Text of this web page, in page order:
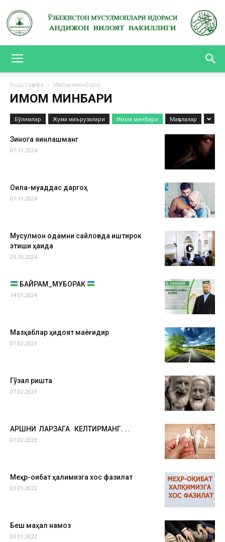
Бош саҳифа Имом минбари
ИМОМ МИНБАРИ
Бўлимлар Жума маърузалари Имом минбари Мақолалар
Зинога яқинлашманг
07.11.2024
Оила-муқаддас даргоҳ
07.11.2024
Мусулмон одамни сайловда иштирок
этиши ҳақида
25.10.2024
БАЙРАМ_МУБОРАК
14.01.2024
Мазҳаблар ҳидоят маёғидир
07.02.2023
Гўзал ришта
07.02.2023
АРШНИ ЛАРЗАГА КЕЛТИРМАНГ. . .
07.02.2023
Меҳр-оқибат ҳалқимизга хос фазилат
03.01.2022
Беш маҳал намоз
03.01.2022